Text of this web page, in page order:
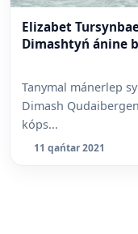
Elizabet
Dimashtyń ánine
Tanymal mánerlep
Dimash
kóps...
11 qańtar 2021